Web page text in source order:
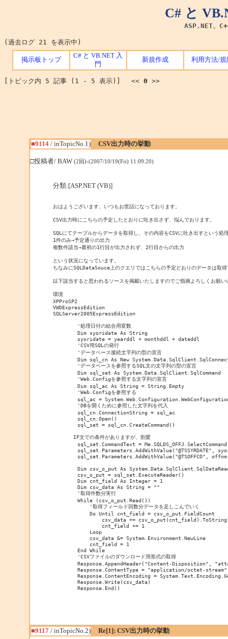
C# と
ASP.NET、
(過去ログ 21 を表示中)
掲示板トップ
C# と VB.NET 入
門
新規作成 利用方法/規
[トピック内 5 記事 (1 - 5 表示)] << 0 >>
■9114/ inTopicNo.1) CSV出力時の挙動
□投稿者/ BAW (2回)-(2007/10/19(Fri) 11:09:20)
分類:[ASP.NET (VB)]
おはようございます、いつもお世話になっております。
CSV出力時にこちらの予定したとおりに吐き出さず、悩んでおります。
SQLにてテーブルからデータを取得し、その内容をCSVに吐き出すという処
1件のみ→予定通りの出力
複数件該当→最初の1行目が出力されず、2行目からの出力
という状況になっています。
ちなみにSQLDataSouce上のクエリではこちらの予定どおりのデータは取
以下該当すると思われるソースを掲載いたしますのでご指摘よろしくお願い
環境
XPProSP2
VWDExpressEdition
SQLServer2005ExpressEdition
        '処理日付の結合用変数
        Dim syoridate As String
        syoridate = yearddl + monthddl + dateddl
        'CSV用SQLの発行
        'データベース接続文字列の型の宣言
Dim sql_cn As New
        'データベースを参照するSQL文の文字列の型の宣言
        Dim sql_set As System.Data.SqlClient.SqlCommand
        'Web.Configを参照する文字列の宣言
        Dim sql_ac As String = String.Empty
        'Web.Configを参照する
sql_ac =
        'DBを開くために参照した文字列を代入
        sql_cn.ConnectionString = sql_ac
        sql_cn.Open()
        sql_set = sql_cn.CreateCommand()
IF文での条件がありますが、割愛
        sql_set.CommandText = Me.SQLDS_OFFJ.SelectCommand
sql_set.Parameters.AddWithValue("@TSSYRDATE",
sql_set.Parameters.AddWithValue("@TSOFFCD",
Dim csv_o_put As
        csv_o_put = sql_set.ExecuteReader()
        Dim cnt_field As Integer = 1
        Dim csv_data As String = ""
        '取得件数分実行
        While (csv_o_put.Read())
            '取得フィールド回数分データを足しこんでいく
            Do Until cnt_field = csv_o_put.FieldCount
csv_data +=
                cnt_field += 1
            Loop
            csv_data &= System.Environment.NewLine
            cnt_field = 1
        End While
        'CSVファイルのダウンロード用形式の取得
Response.AppendHeader("Content-Disposition",
        Response.ContentType = "application/octet-stream"
Response.ContentEncoding =
        Response.Write(csv_data)
■9117/ inTopicNo.2) Re[1]: CSV出力時の挙動